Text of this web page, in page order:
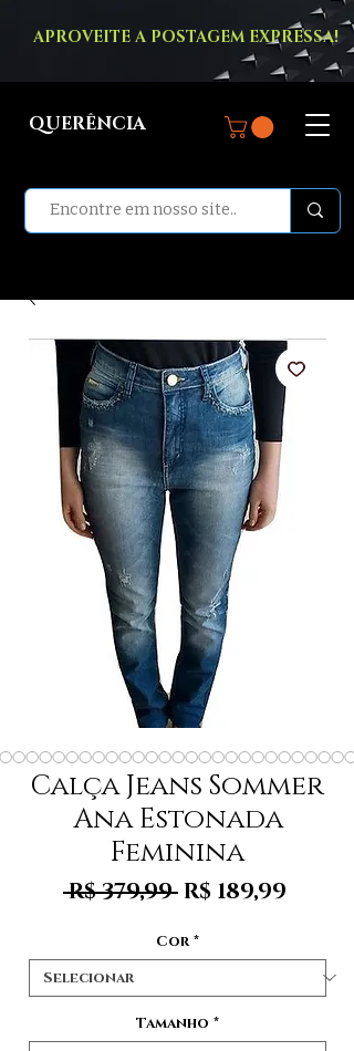
APROVEITE A POSTAGEM EXPRESSA!
QUERÊNCIA
Calça Jeans Sommer
Ana Estonada
Feminina
R$ 379,99 Preço
R$ 189,99
Cor *
Tamanho *